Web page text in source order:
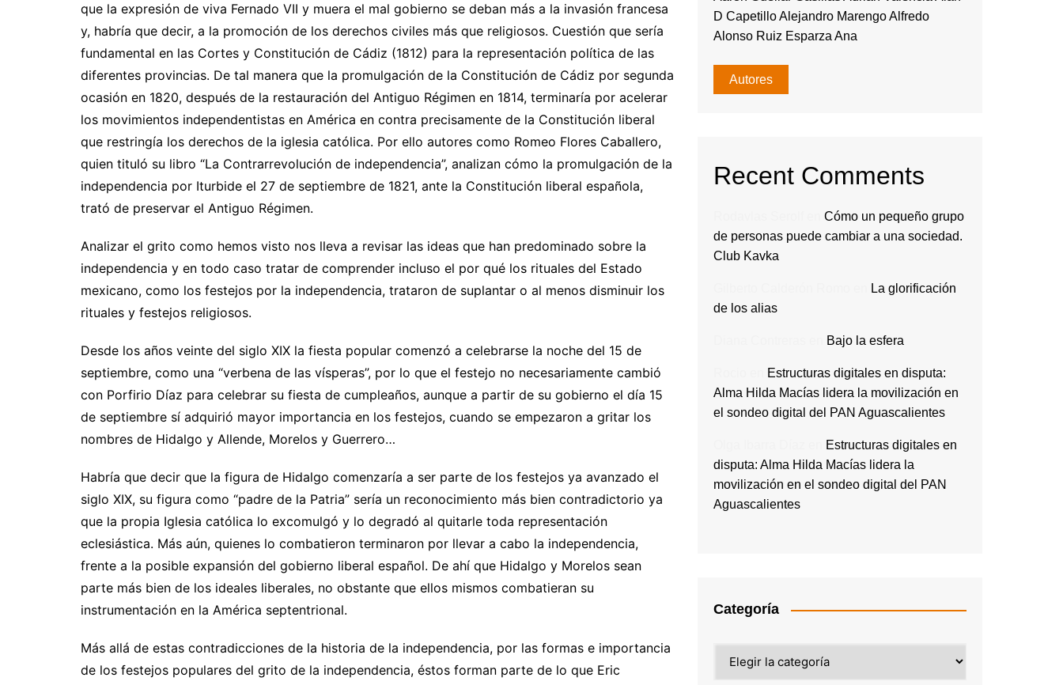
que la expresión de viva Fernado VII y muera el mal gobierno se deban más a la invasión francesa
y, habría que decir, a la promoción de los derechos civiles más que religiosos. Cuestión que sería
fundamental en las Cortes y Constitución de Cádiz (1812) para la representación política de las
diferentes provincias. De tal manera que la promulgación de la Constitución de Cádiz por segunda
ocasión en 1820, después de la restauración del Antiguo Régimen en 1814, terminaría por acelerar
los movimientos independentistas en América en contra precisamente de la Constitución liberal
que restringía los derechos de la iglesia católica. Por ello autores como Romeo Flores Caballero,
quien tituló su libro “La Contrarrevolución de independencia”, analizan cómo la promulgación de la
independencia por Iturbide el 27 de septiembre de 1821, ante la Constitución liberal española,
trató de preservar el Antiguo Régimen.
Analizar el grito como hemos visto nos lleva a revisar las ideas que han predominado sobre la
independencia y en todo caso tratar de comprender incluso el por qué los rituales del Estado
mexicano, como los festejos por la independencia, trataron de suplantar o al menos disminuir los
rituales y festejos religiosos.
Desde los años veinte del siglo XIX la fiesta popular comenzó a celebrarse la noche del 15 de
septiembre, como una “verbena de las vísperas”, por lo que el festejo no necesariamente cambió
con Porfirio Díaz para celebrar su fiesta de cumpleaños, aunque a partir de su gobierno el día 15
de septiembre sí adquirió mayor importancia en los festejos, cuando se empezaron a gritar los
nombres de Hidalgo y Allende, Morelos y Guerrero…
Habría que decir que la figura de Hidalgo comenzaría a ser parte de los festejos ya avanzado el
siglo XIX, su figura como “padre de la Patria” sería un reconocimiento más bien contradictorio ya
que la propia Iglesia católica lo excomulgó y lo degradó al quitarle toda representación
eclesiástica. Más aún, quienes lo combatieron terminaron por llevar a cabo la independencia,
frente a la posible expansión del gobierno liberal español. De ahí que Hidalgo y Morelos sean
parte más bien de los ideales liberales, no obstante que ellos mismos combatieran su
instrumentación en la América septentrional.
Más allá de estas contradicciones de la historia de la independencia, por las formas e importancia
de los festejos populares del grito de la independencia, éstos forman parte de lo que Eric
D Capetillo Alejandro Marengo Alfredo
Alonso Ruiz Esparza Ana
Autores
Recent Comments
Cómo un pequeño grupo
de personas puede cambiar a una sociedad.
Club Kavka
La glorificación
de los alias
Bajo la esfera
Estructuras digitales en disputa:
Alma Hilda Macías lidera la movilización en
el sondeo digital del PAN Aguascalientes
Estructuras digitales en
disputa: Alma Hilda Macías lidera la
movilización en el sondeo digital del PAN
Aguascalientes
Categoría